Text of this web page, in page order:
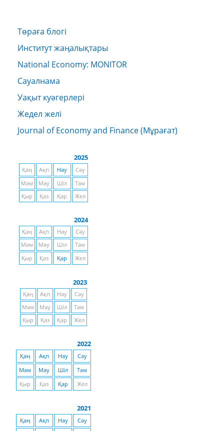
Төраға блогі
Институт жаңалықтары
National Economy: MONITOR
Сауалнама
Уақыт куәгерлері
Жедел желі
Journal of Economy and Finance (Мұрағат)
2025
Қаң Ақп Нау
Сәу
Мам
Мау Шіл
Там
Қыр
Қаз Қар Жел
2024
Қаң Ақп Нау
Сәу
Мам
Мау Шіл
Там
Қыр
Қаз Қар Жел
2023
Қаң Ақп Нау
Сәу
Мам
Мау Шіл
Там
Қыр
Қаз Қар Жел
2022
Қаң Ақп Нау
Сәу
Мам
Мау Шіл
Там
Қыр
Қаз Қар Жел
2021
Қаң Ақп Нау
Сәу